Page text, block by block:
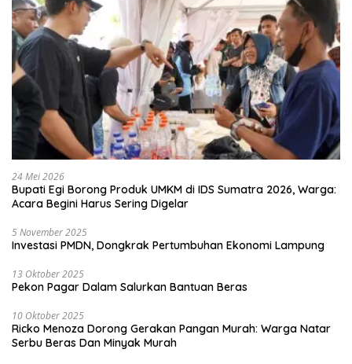
24 Mei 2026
Bupati Egi Borong Produk UMKM di IDS Sumatra 2026, Warga:
Acara Begini Harus Sering Digelar
5 November 2025
Investasi PMDN, Dongkrak Pertumbuhan Ekonomi Lampung
13 Oktober 2025
Pekon Pagar Dalam Salurkan Bantuan Beras
10 Oktober 2025
Ricko Menoza Dorong Gerakan Pangan Murah: Warga Natar
Serbu Beras Dan Minyak Murah